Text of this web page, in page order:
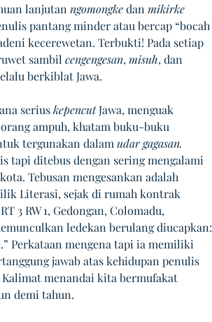
lanjutan ngomongke dan mikirke
pantang minder atau bercap “bocah
kecerewetan. Terbukti! Pada setiap
sambil cengengesan, misuh, dan
berkiblat Jawa.
serius kepencut Jawa, menguak
ampuh, khatam buku-buku
tergunakan dalam udar gagasan.
ditebus dengan sering mengalami
Tebusan mengesankan adalah
Literasi, sejak di rumah kontrak
3 RW 1, Gedongan, Colomadu,
ledekan berulang diucapkan:
.” Perkataan mengena tapi ia memiliki
jawab atas kehidupan penulis
menandai kita bermufakat
demi tahun.